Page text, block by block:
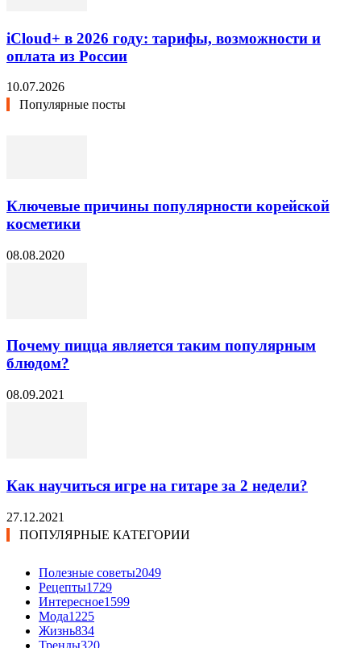
iCloud+ в 2026 году: тарифы, возможности и
оплата из России
10.07.2026
Популярные посты
Ключевые причины популярности корейской
косметики
08.08.2020
Почему пицца является таким популярным
блюдом?
08.09.2021
Как научиться игре на гитаре за 2 недели?
27.12.2021
ПОПУЛЯРНЫЕ КАТЕГОРИИ
Полезные советы2049
Рецепты1729
Интересное1599
Мода1225
Жизнь834
Тренды320